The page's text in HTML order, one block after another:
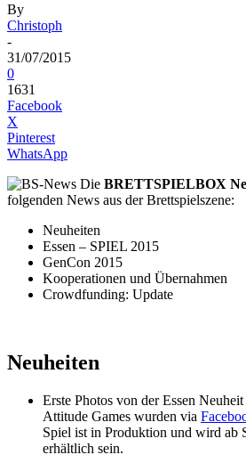
By
Christoph
-
31/07/2015
0
1631
Facebook
X
Pinterest
WhatsApp
Die BRETTSPIELBOX
folgenden News aus der Brettspielszene:
Neuheiten
Essen – SPIEL 2015
GenCon 2015
Kooperationen und Übernahmen
Crowdfunding: Update
Neuheiten
Erste Photos von der Essen Neuheit
Attitude Games wurden via
Spiel ist in Produktion und wird ab
erhältlich sein.